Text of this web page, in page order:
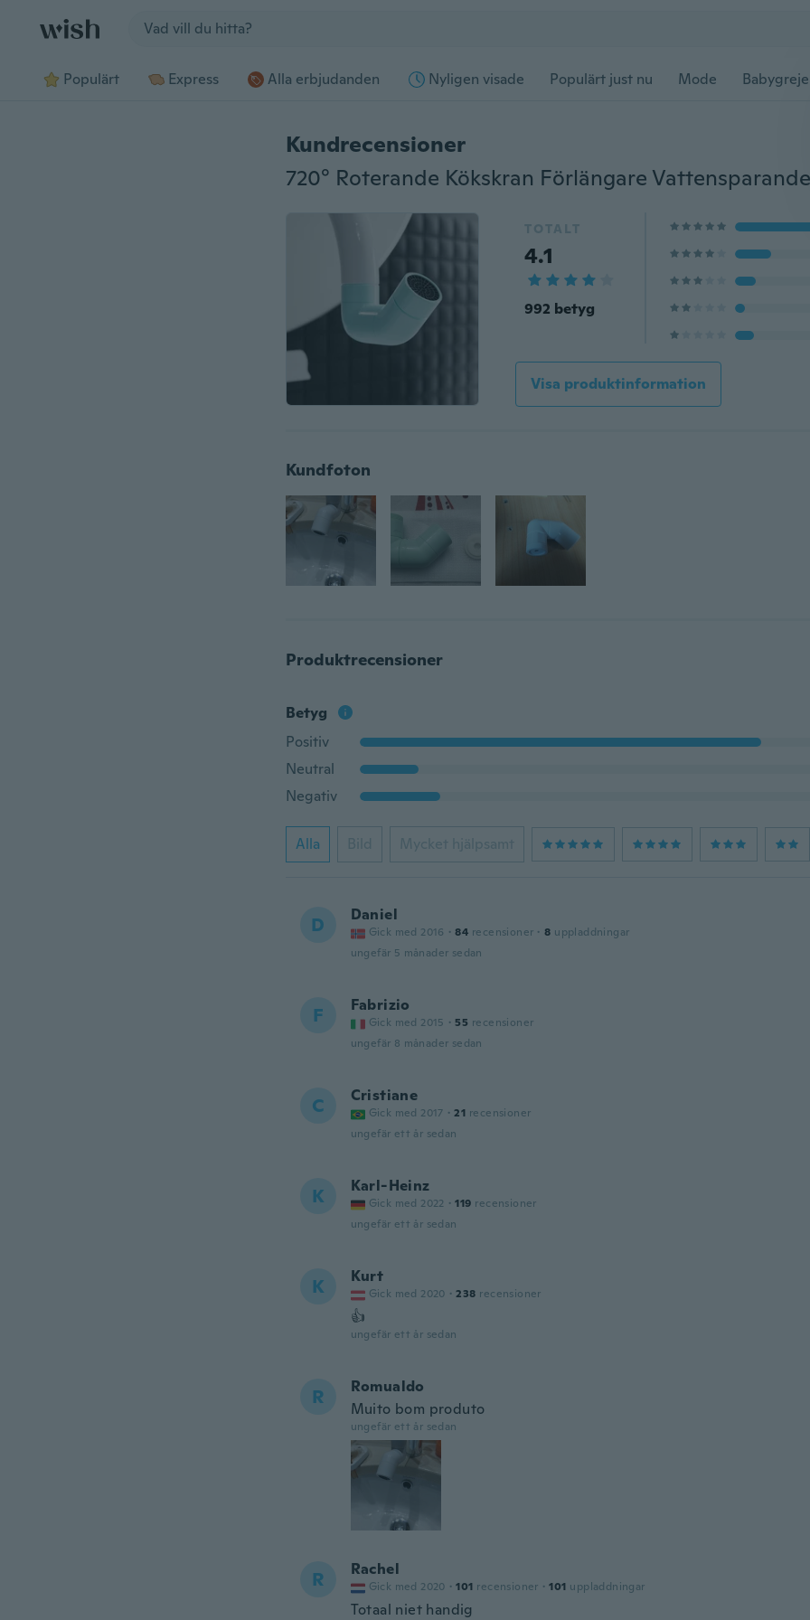
Populärt Express Alla erbjudanden Nyligen visade Populärt just nu Mode
Kundrecensioner
TOTALT
4.1
992 betyg
Visa produktinformation
Kundfoton
Produktrecensioner
Betyg
Positiv
Neutral
Negativ
Alla Bild Mycket hjälpsamt
D Daniel
Gick med 2016 · 84 recensioner · 8 uppladdningar
ungefär 5 månader sedan
F Fabrizio
Gick med 2015 · 55 recensioner
ungefär 8 månader sedan
C Cristiane
Gick med 2017 · 21 recensioner
ungefär ett år sedan
K Karl-Heinz
Gick med 2022 · 119 recensioner
ungefär ett år sedan
K Kurt
Gick med 2020 · 238 recensioner
👍
ungefär ett år sedan
R
Romualdo
Muito bom produto
ungefär ett år sedan
R Rachel
Gick med 2020 · 101 recensioner · 101 uppladdningar
Totaal niet handig